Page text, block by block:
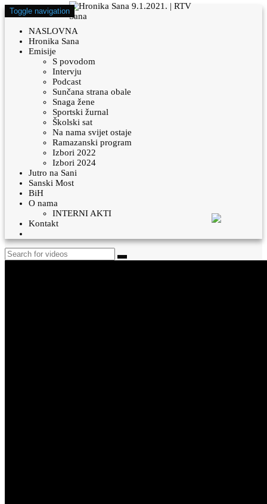
Toggle navigation
NASLOVNA
Hronika Sana
Emisije
S povodom
Intervju
Podcast
Sunčana strana obale
Snaga žene
Sportski žurnal
Školski sat
Na nama svijet ostaje
Ramazanski program
Izbori 2022
Izbori 2024
Jutro na Sani
Sanski Most
BiH
O nama
INTERNI AKTI
Kontakt